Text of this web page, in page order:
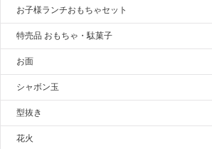
お子様ランチおもちゃセット
特売品 おもちゃ・駄菓子
お面
シャボン玉
型抜き
花火